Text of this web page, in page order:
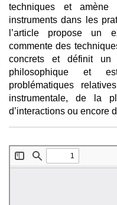
techniques et
instruments dans les
l’article propose un
commente des
concrets et définit
philosophique et
problématiques
instrumentale, de la
d’interactions ou encore